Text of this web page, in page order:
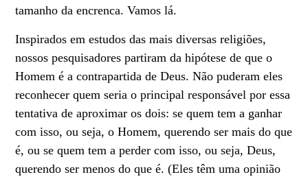
tamanho da encrenca. Vamos lá.
Inspirados em estudos das mais diversas religiões,
nossos pesquisadores partiram da hipótese de que o
Homem é a contrapartida de Deus. Não puderam eles
reconhecer quem seria o principal responsável por essa
tentativa de aproximar os dois: se quem tem a ganhar
com isso, ou seja, o Homem, querendo ser mais do que
é, ou se quem tem a perder com isso, ou seja, Deus,
querendo ser menos do que é. (Eles têm uma opinião